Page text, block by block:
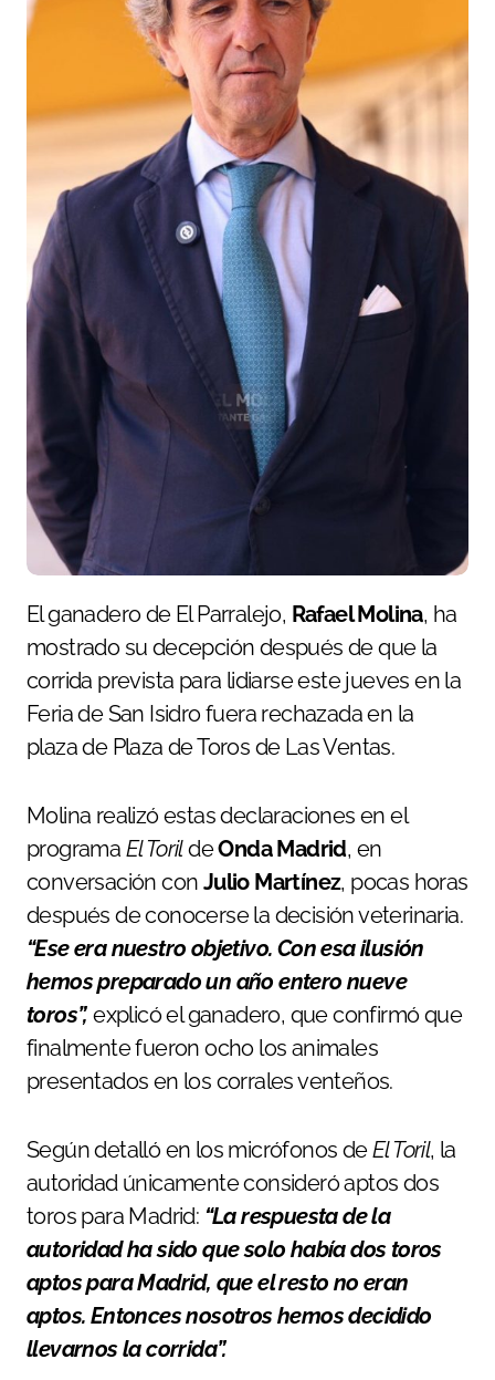
El ganadero de El Parralejo, Rafael Molina, ha
mostrado su decepción después de que la
corrida prevista para lidiarse este jueves en la
Feria de San Isidro fuera rechazada en la
plaza de Plaza de Toros de Las Ventas.
Molina realizó estas declaraciones en el
programa El TorildeOnda Madrid, en
conversación con Julio Martínez, pocas horas
después de conocerse la decisión veterinaria.
“Ese era nuestro objetivo. Con esa ilusión
hemos preparado un año entero nueve
toros”, explicó el ganadero, que confirmó que
finalmente fueron ocho los animales
presentados en los corrales venteños.
Según detalló en los micrófonos deEl Toril, la
autoridad únicamente consideró aptos dos
toros para Madrid: “La respuesta de la
autoridad ha sido que solo había dos toros
aptos para Madrid, que el resto no eran
aptos. Entonces nosotros hemos decidido
llevarnos la corrida”.